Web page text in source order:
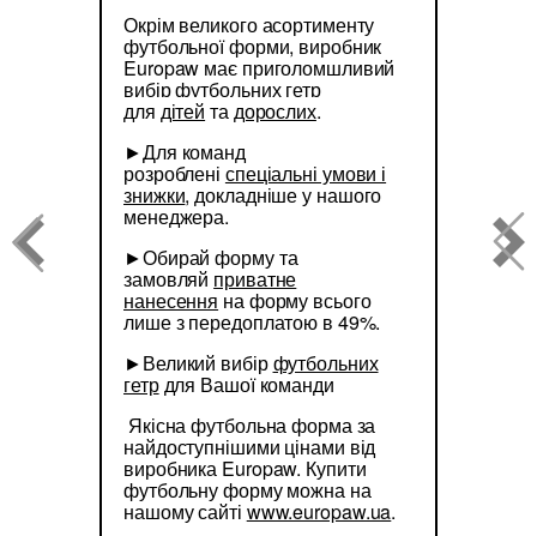
Окрім великого асортименту
футбольної форми, виробник
Europaw має приголомшливий
вибір футбольних гетр
для дітей тадорослих.
►Для команд
розроблені спеціальні умови і
знижки, докладніше у нашого
менеджера.
►Обирай форму та
замовляй приватне
нанесення на форму всього
лише з передоплатою в 49%.
►Великий вибірфутбольних
гетрдля Вашої команди
Якісна футбольна форма за
найдоступнішими цінами від
виробника Europaw. Купити
футбольну форму можна на
нашому сайті www.europaw.ua.